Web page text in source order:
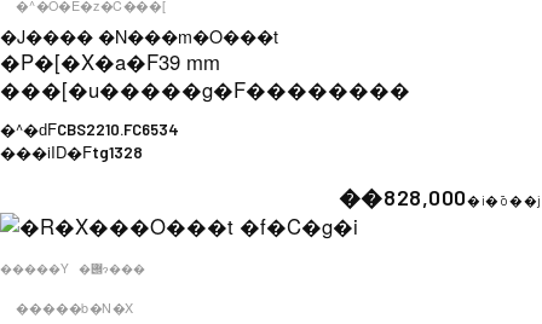
�^�O�E�z�C���[
�J���� �N���m�O���t
�P�[�X�a�F39 mm
���[�u�����g�F��������
�^�ԁFCBS2210.FC6534
���iID�Ftg1328
��828,000�i�ō��j
�����Y �݌ɂ���
�����b�N�X